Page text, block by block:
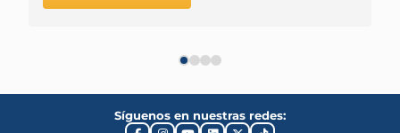
Síguenos en nuestras redes: